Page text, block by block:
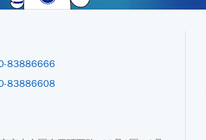
83886666
83886608